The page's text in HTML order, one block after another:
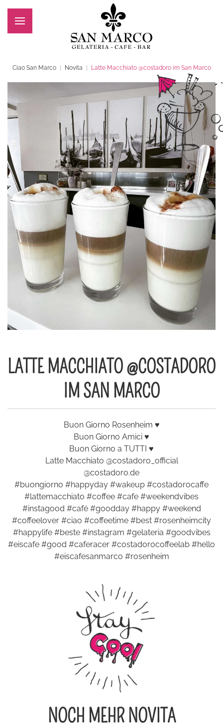
Zum Hauptinhalt springen
Ciao San Marco Novita Latte Macchiato @costadoro im San Marco
LATTE MACCHIATO @COSTADORO
IM SAN MARCO
Buon Giorno Rosenheim ♥️
Buon Giorno Amici ♥️
Buon Giorno a TUTTI ♥️
Latte Macchiato @costadoro_official
@costadoro.de
#buongiorno #happyday #wakeup #costadorocaffe
#lattemacchiato #coffee #cafe #weekendvibes
#instagood #café #goodday #happy #weekend
#coffeelover #ciao #coffeetime #best #rosenheimcity
#happylife #beste #instagram #gelateria #goodvibes
#eiscafe #good #caferacer #costadorocoffeelab #hello
#eiscafesanmarco #rosenheim
NOCH MEHR NOVITA